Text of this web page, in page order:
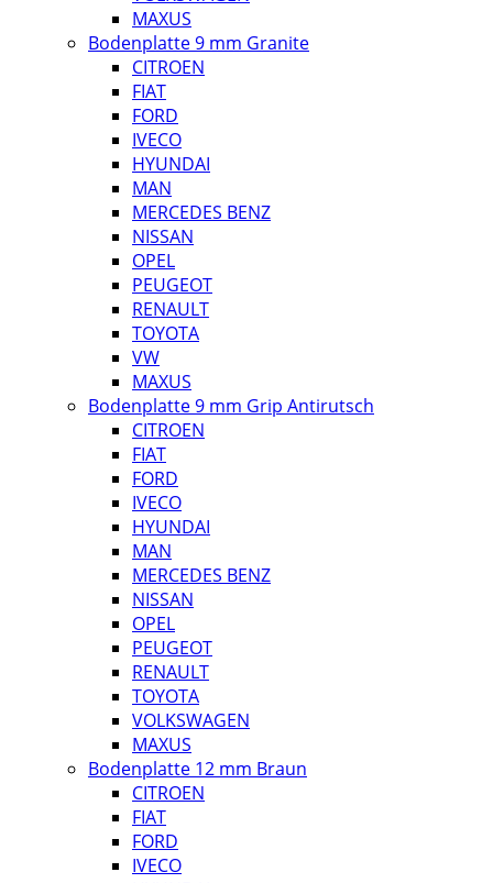
MAXUS
Bodenplatte 9 mm Granite
CITROEN
FIAT
FORD
IVECO
HYUNDAI
MAN
MERCEDES BENZ
NISSAN
OPEL
PEUGEOT
RENAULT
TOYOTA
VW
MAXUS
Bodenplatte 9 mm Grip Antirutsch
CITROEN
FIAT
FORD
IVECO
HYUNDAI
MAN
MERCEDES BENZ
NISSAN
OPEL
PEUGEOT
RENAULT
TOYOTA
VOLKSWAGEN
MAXUS
Bodenplatte 12 mm Braun
CITROEN
FIAT
FORD
IVECO